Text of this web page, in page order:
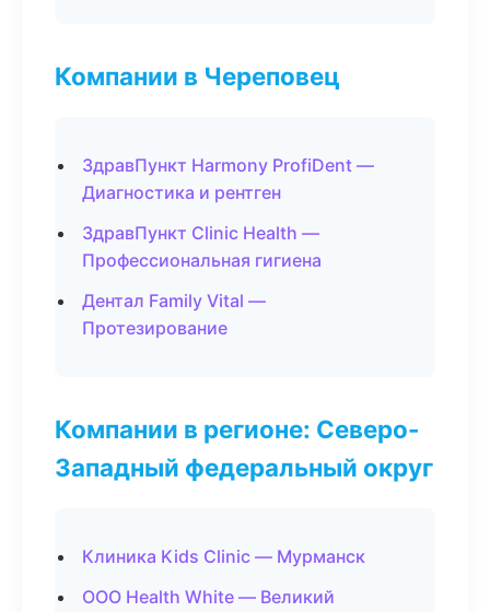
Компании в Череповец
ЗдравПункт Harmony ProfiDent —
Диагностика и рентген
ЗдравПункт Clinic Health —
Профессиональная гигиена
Дентал Family Vital —
Протезирование
Компании в регионе: Северо-
Западный федеральный округ
Клиника Kids Clinic — Мурманск
ООО Health White — Великий